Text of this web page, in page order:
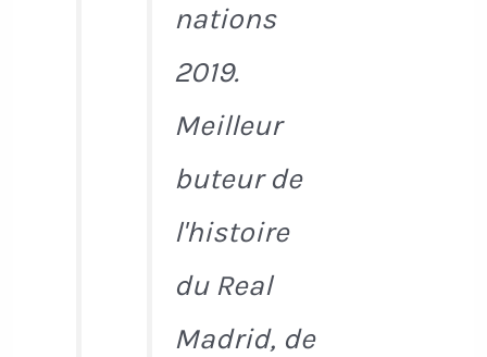
nations
2019.
Meilleur
buteur de
l'histoire
du Real
Madrid, de